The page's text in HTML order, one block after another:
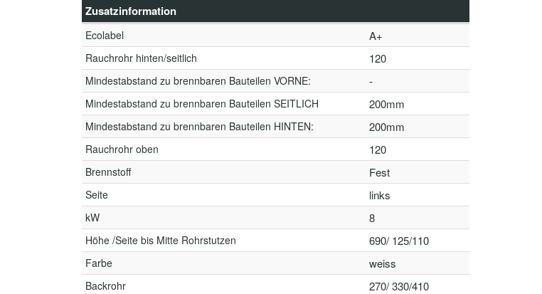
Zusatzinformation
Ecolabel A+
Rauchrohr hinten/seitlich 120
Mindestabstand zu brennbaren Bauteilen VORNE: -
Mindestabstand zu brennbaren Bauteilen SEITLICH 200mm
Mindestabstand zu brennbaren Bauteilen HINTEN: 200mm
Rauchrohr oben 120
Brennstoff Fest
Seite links
kW 8
Höhe /Seite bis Mitte Rohrstutzen 690/ 125/110
Farbe weiss
Backrohr 270/ 330/410